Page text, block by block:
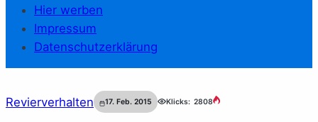
Hier werben
Impressum
Datenschutzerklärung
Revierverhalten 17. Feb. 2015 Klicks: 2808